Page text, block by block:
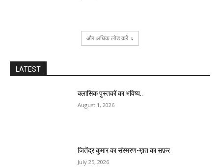
और अधिक लोड करें
LATEST
क्लासिक पुस्तकों का भविष्य..
August 1, 2026
जितेंद्र कुमार का संस्मरण-ख़त का सफ़र
July 25, 2026